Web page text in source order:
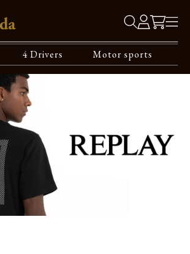
4 Drivers Motor sports